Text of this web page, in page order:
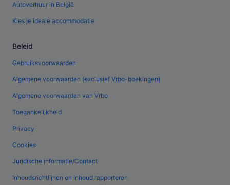
Autoverhuur in België
Kies je ideale accommodatie
Beleid
Gebruiksvoorwaarden
Algemene voorwaarden (exclusief Vrbo-boekingen)
Algemene voorwaarden van Vrbo
Toegankelijkheid
Privacy
Cookies
Juridische informatie/Contact
Inhoudsrichtlijnen en inhoud rapporteren